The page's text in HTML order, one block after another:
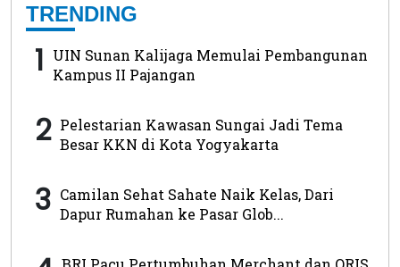
TRENDING
1 UIN Sunan Kalijaga Memulai Pembangunan
Kampus II Pajangan
2 Pelestarian Kawasan Sungai Jadi Tema
Besar KKN di Kota Yogyakarta
3 Camilan Sehat Sahate Naik Kelas, Dari
Dapur Rumahan ke Pasar Glob...